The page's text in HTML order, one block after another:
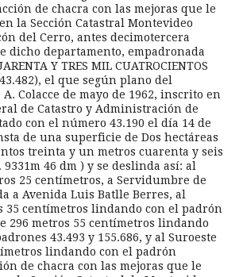
de chacra con las mejoras que le
la Sección Catastral Montevideo
del Cerro, antes decimotercera
dicho departamento, empadronada
Y TRES MIL CUATROCIENTOS
el que según plano del
Colacce de mayo de 1962, inscrito en
de Catastro y Administración de
con el número 43.190 el día 14 de
de una superficie de Dos hectáreas
treinta y un metros cuarenta y seis
46 dm ) y se deslinda así: al
25 centímetros, a Servidumbre de
a Avenida Luis Batlle Berres, al
35 centímetros lindando con el padrón
296 metros 55 centímetros lindando
43.493 y 155.686, y al Suroeste
lindando con el padrón
de chacra con las mejoras que le